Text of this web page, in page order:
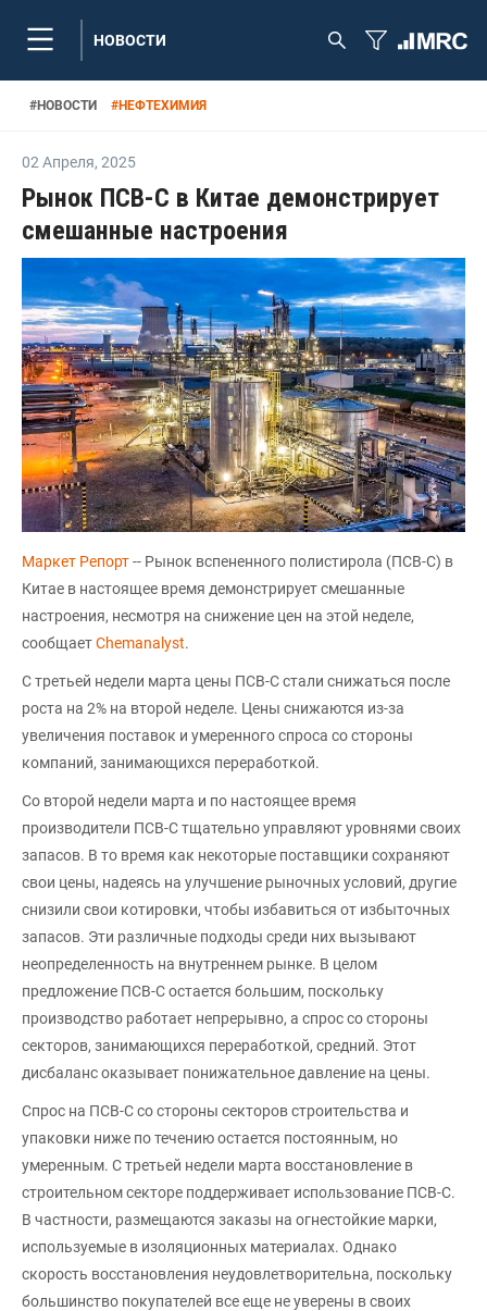
НОВОСТИ
#НОВОСТИ #НЕФТЕХИМИЯ
02 Апреля, 2025
Рынок ПСВ-С в Китае демонстрирует
смешанные настроения
Маркет Репорт-- Рынок вспененного полистирола (ПСВ-С) в
Китае в настоящее время демонстрирует смешанные
настроения, несмотря на снижение цен на этой неделе,
сообщаетChemanalyst.
С третьей недели марта цены ПСВ-С стали снижаться после
роста на 2% на второй неделе. Цены снижаются из-за
увеличения поставок и умеренного спроса со стороны
компаний, занимающихся переработкой.
Со второй недели марта и по настоящее время
производители ПСВ-С тщательно управляют уровнями своих
запасов. В то время как некоторые поставщики сохраняют
свои цены, надеясь на улучшение рыночных условий, другие
снизили свои котировки, чтобы избавиться от избыточных
запасов. Эти различные подходы среди них вызывают
неопределенность на внутреннем рынке. В целом
предложение ПСВ-С остается большим, поскольку
производство работает непрерывно, а спрос со стороны
секторов, занимающихся переработкой, средний. Этот
дисбаланс оказывает понижательное давление на цены.
Спрос на ПСВ-С со стороны секторов строительства и
упаковки ниже по течению остается постоянным, но
умеренным. С третьей недели марта восстановление в
строительном секторе поддерживает использование ПСВ-С.
В частности, размещаются заказы на огнестойкие марки,
используемые в изоляционных материалах. Однако
скорость восстановления неудовлетворительна, поскольку
большинство покупателей все еще не уверены в своих